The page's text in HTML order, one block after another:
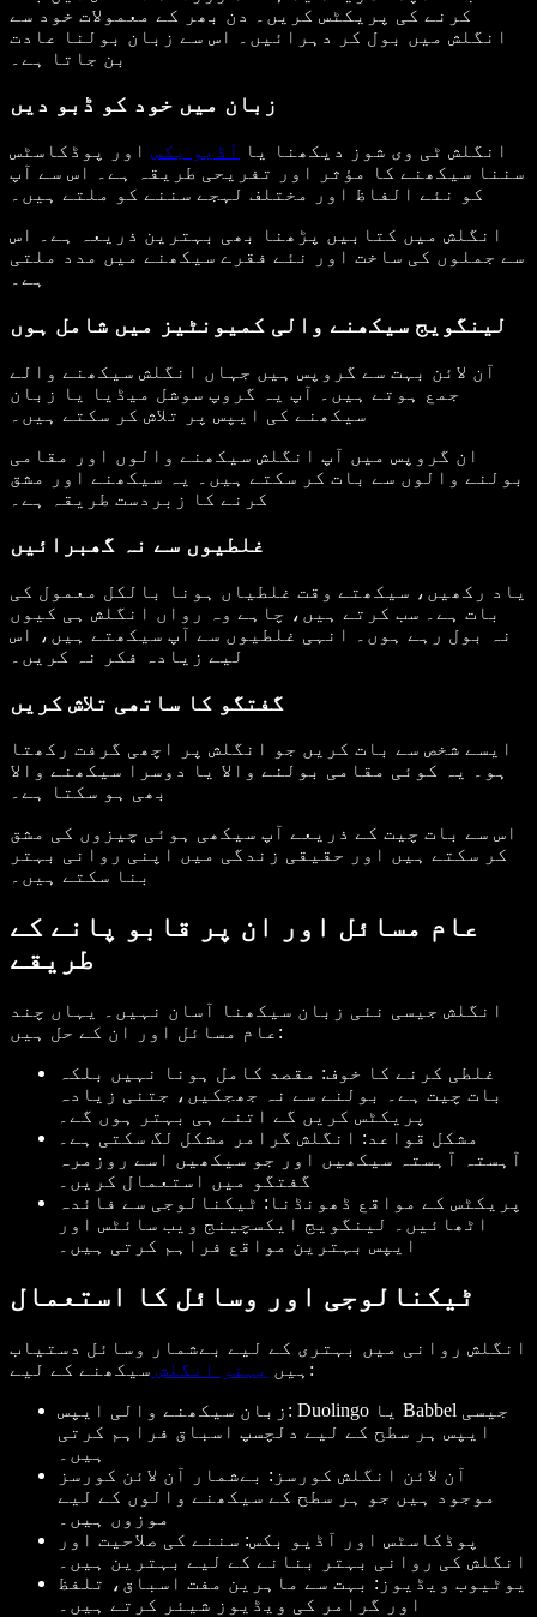
کرنے کی پریکٹس کریں۔ دن بھر کے معمولات خود سے
انگلش میں بول کر دہرائیں۔ اس سے زبان بولنا عادت
بن جاتا ہے۔
زبان میں خود کو ڈبو دیں
انگلش ٹی وی شوز دیکھنا یا آڈیو بکس اور پوڈکاسٹس
سننا سیکھنے کا مؤثر اور تفریحی طریقہ ہے۔ اس سے آپ
کو نئے الفاظ اور مختلف لہجے سننے کو ملتے ہیں۔
انگلش میں کتابیں پڑھنا بھی بہترین ذریعہ ہے۔ اس
سے جملوں کی ساخت اور نئے فقرے سیکھنے میں مدد ملتی
ہے۔
لینگویج سیکھنے والی کمیونٹیز میں شامل ہوں
آن لائن بہت سے گروپس ہیں جہاں انگلش سیکھنے والے
جمع ہوتے ہیں۔ آپ یہ گروپ سوشل میڈیا یا زبان
سیکھنے کی ایپس پر تلاش کر سکتے ہیں۔
ان گروپس میں آپ انگلش سیکھنے والوں اور مقامی
بولنے والوں سے بات کر سکتے ہیں۔ یہ سیکھنے اور مشق
کرنے کا زبردست طریقہ ہے۔
غلطیوں سے نہ گھبرائیں
یاد رکھیں، سیکھتے وقت غلطیاں ہونا بالکل معمول کی
بات ہے۔ سب کرتے ہیں، چاہے وہ رواں انگلش ہی کیوں
نہ بول رہے ہوں۔ انہی غلطیوں سے آپ سیکھتے ہیں، اس
لیے زیادہ فکر نہ کریں۔
گفتگو کا ساتھی تلاش کریں
ایسے شخص سے بات کریں جو انگلش پر اچھی گرفت رکھتا
ہو۔ یہ کوئی مقامی بولنے والا یا دوسرا سیکھنے والا
بھی ہو سکتا ہے۔
اس سے بات چیت کے ذریعے آپ سیکھی ہوئی چیزوں کی مشق
کر سکتے ہیں اور حقیقی زندگی میں اپنی روانی بہتر
بنا سکتے ہیں۔
عام مسائل اور ان پر قابو پانے کے
طریقے
انگلش جیسی نئی زبان سیکھنا آسان نہیں۔ یہاں چند
عام مسائل اور ان کے حل ہیں:
غلطی کرنے کا خوف: مقصد کامل ہونا نہیں بلکہ
بات چیت ہے۔ بولنے سے نہ جھجکیں، جتنی زیادہ
پریکٹس کریں گے اتنے ہی بہتر ہوں گے۔
مشکل قواعد : انگلش گرامر مشکل لگ سکتی ہے۔
آہستہ آہستہ سیکھیں اور جو سیکھیں اسے روزمرہ
گفتگو میں استعمال کریں۔
پریکٹس کے مواقع ڈھونڈنا : ٹیکنالوجی سے فائدہ
اٹھائیں۔ لینگویج ایکسچینج ویب سائٹس اور
ایپس بہترین مواقع فراہم کرتی ہیں۔
ٹیکنالوجی اور وسائل کا استعمال
انگلش روانی میں بہتری کے لیے بےشمار وسائل دستیاب
ہیں بہتر انگلش
سیکھنے کے لیے:
زبان سیکھنے والی ایپس : Duolingo یا Babbel جیسی
ایپس ہر سطح کے لیے دلچسپ اسباق فراہم کرتی
ہیں۔
آن لائن انگلش کورسز : بےشمار آن لائن کورسز
موجود ہیں جو ہر سطح کے سیکھنے والوں کے لیے
موزوں ہیں۔
پوڈکاسٹس اور آڈیو بکس: سننے کی صلاحیت اور
انگلش کی روانی بہتر بنانے کے لیے بہترین ہیں۔
یوٹیوب ویڈیوز : بہت سے ماہرین مفت اسباق، تلفظ
اور گرامر کی ویڈیوز شیئر کرتے ہیں۔